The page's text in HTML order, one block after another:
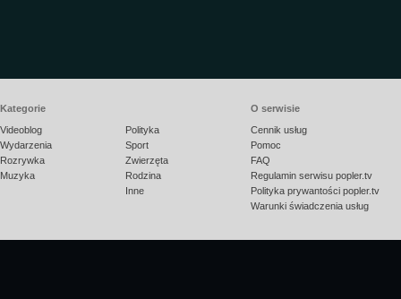
Kategorie
Videoblog
Wydarzenia
Rozrywka
Muzyka
Polityka
Sport
Zwierzęta
Rodzina
Inne
O serwisie
Cennik usług
Pomoc
FAQ
Regulamin serwisu popler.tv
Polityka prywantości popler.tv
Warunki świadczenia usług